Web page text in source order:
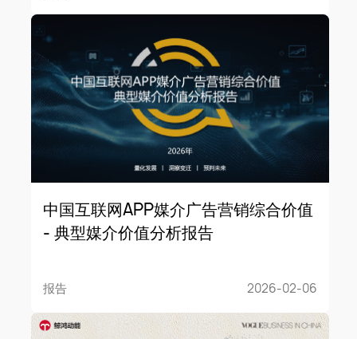
中国互联网APP媒介广告营销综合价值
- 典型媒介价值分析报告
报告 2026-02-06